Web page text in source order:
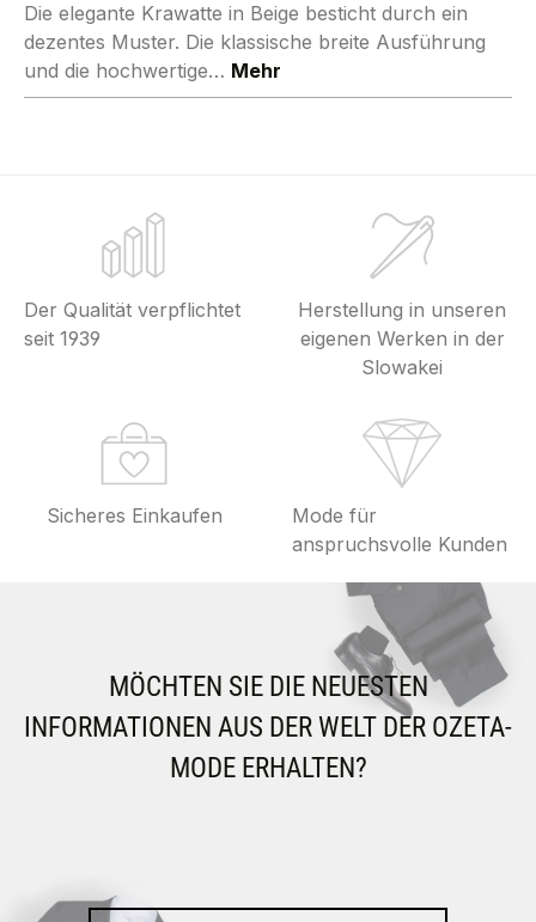
Die elegante Krawatte in Beige besticht durch ein
dezentes Muster. Die klassische breite Ausführung
und die hochwertige… Mehr
Der Qualität verpflichtet
seit 1939
Herstellung in unseren
eigenen Werken in der
Slowakei
Sicheres Einkaufen
Mode für
anspruchsvolle Kunden
MÖCHTEN SIE DIE NEUESTEN
INFORMATIONEN AUS DER WELT DER OZETA-
MODE ERHALTEN?